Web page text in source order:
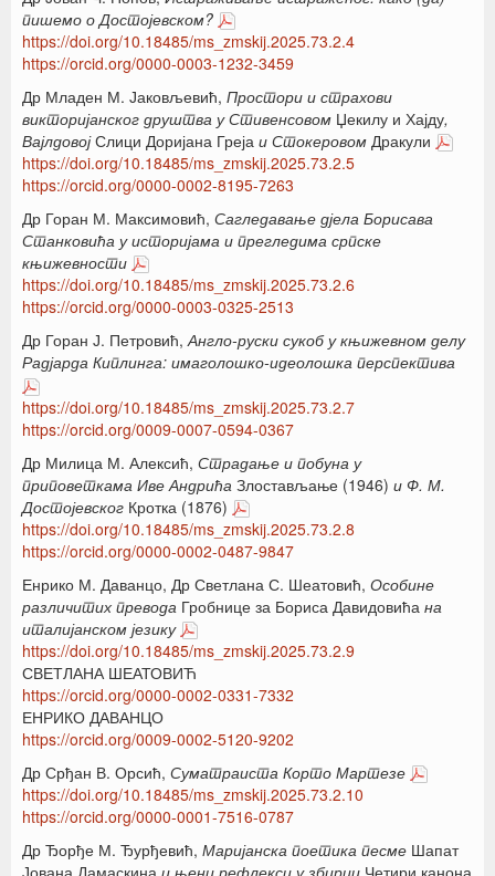
пишемо о Достојевском?
https://doi.org/10.18485/ms_zmskij.2025.73.2.4
https://orcid.org/0000-0003-1232-3459
Др Младен М. Јаковљевић, Простори и страхови
викторијанског друштва у Стивенсовом Џекилу и Хајду,
ВајлдовојСлици Доријана Греја и Стокеровом Дракули
https://doi.org/10.18485/ms_zmskij.2025.73.2.5
https://orcid.org/0000-0002-8195-7263
Др Горан М. Максимовић, Сагледавање дјела Борисава
Станковића у историјама и прегледима српске
књижевности
https://doi.org/10.18485/ms_zmskij.2025.73.2.6
https://orcid.org/0000-0003-0325-2513
Др Горан Ј. Петровић,Англо-руски сукоб у књижевном делу
Радјарда Киплинга: имаголошко-идеолошка перспектива
https://doi.org/10.18485/ms_zmskij.2025.73.2.7
https://orcid.org/0009-0007-0594-0367
Др Милица М. Алексић, Страдање и побуна у
приповеткама Иве Андрића Злостављање (1946) и Ф. М.
Достојевског Кротка (1876)
https://doi.org/10.18485/ms_zmskij.2025.73.2.8
https://orcid.org/0000-0002-0487-9847
Енрико М. Даванцо, Др Светлана С. Шеатовић, Особине
различитих превода Гробнице за Бориса Давидовића на
италијанском језику
https://doi.org/10.18485/ms_zmskij.2025.73.2.9
СВЕТЛАНА ШЕАТОВИЋ
https://orcid.org/0000-0002-0331-7332
ЕНРИКО ДАВАНЦО
https://orcid.org/0009-0002-5120-9202
Др Срђан В. Орсић, Суматраиста Корто Мартезе
https://doi.org/10.18485/ms_zmskij.2025.73.2.10
https://orcid.org/0000-0001-7516-0787
Др Ђорђе М. Ђурђевић, Маријанска поетика песме Шапат